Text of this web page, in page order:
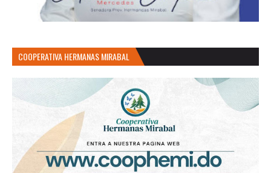
COOPERATIVA HERMANAS MIRABAL